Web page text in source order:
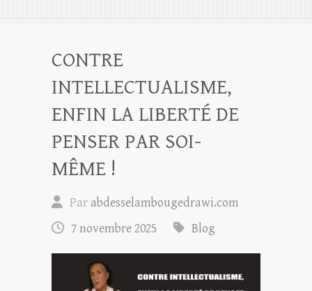
CONTRE
INTELLECTUALISME,
ENFIN LA LIBERTÉ DE
PENSER PAR SOI-
MÊME !
Par abdesselambougedrawi.com
7 novembre 2025
Blog